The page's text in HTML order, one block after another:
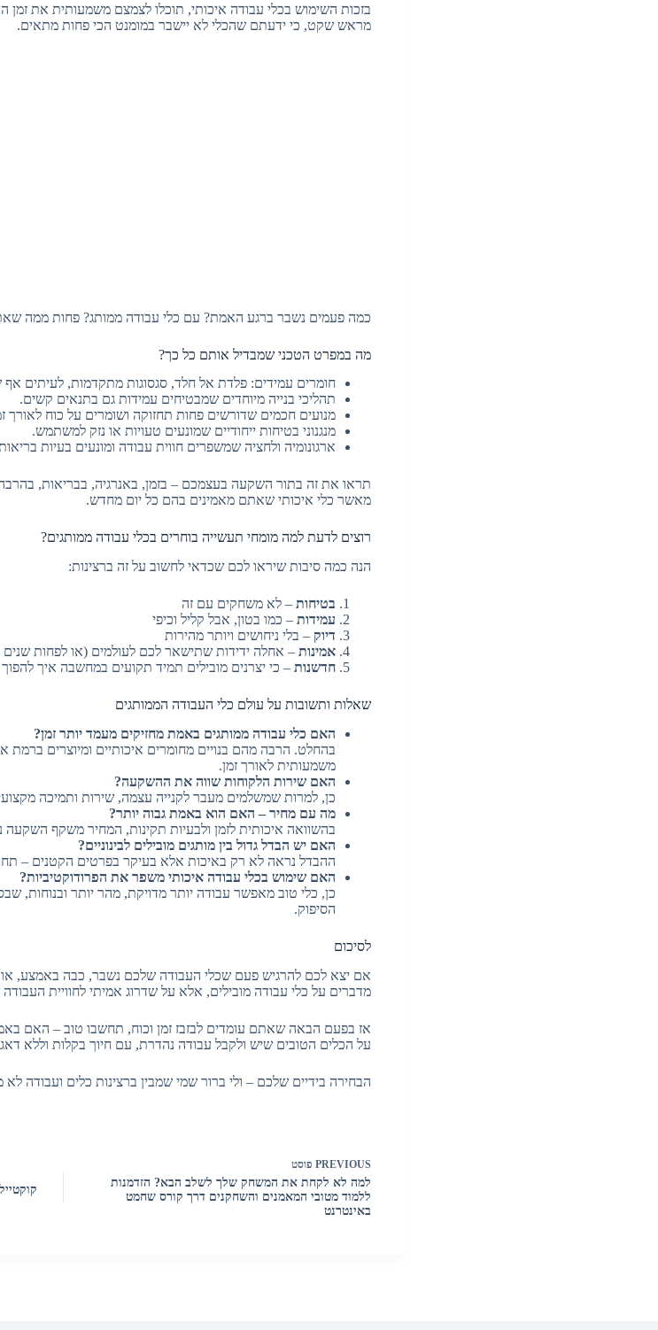
בזכות השימוש בכלי עבודה איכותי, תוכלו לצמצם משמעותית את זמן
מראש שקט, כי ידעתם שהכלי לא יישבר במומנט הכי פחות מתאים.
כמה פעמים נשבר ברגע האמת? עם כלי עבודה ממותג? פחות ממה
מה במפרט הטכני שמבדיל אותם כל כך?
חומרים עמידים: פלדת אל חלד, סגסוגות מתקדמות, לעיתים אף
תהליכי בנייה מיוחדים שמבטיחים עמידות גם בתנאים קשים.
מנועים חכמים שדורשים פחות תחזוקה ושומרים על כוח לאורך
מנגנוני בטיחות ייחודיים שמונעים טעויות או נזק למשתמש.
ארגונומיה ולחציה שמשפרים חווית עבודה ומונעים בעיות
תראו את זה בתור השקעה בעצמכם – בזמן, באנרגיה, בבריאות,
מאשר כלי איכותי שאתם מאמינים בהם כל יום מחדש.
רוצים לדעת למה מומחי תעשייה בוחרים בכלי עבודה ממותגים?
הנה כמה סיבות שיראו לכם שכדאי לחשוב על זה ברצינות:
בטיחות – לא משחקים עם זה
עמידות – כמו בטון, אבל קליל וכיפי
דיוק – בלי ניחושים ויותר מהירות
אמינות – אחלה ידידות שתישאר לכם לעולמים (או לפחות שנים
חדשנות – כי יצרנים מובילים תמיד תקועים במחשבה איך להפוך
שאלות ותשובות על עולם כלי העבודה הממותגים
האם כלי עבודה ממותגים באמת מחזיקים מעמד יותר זמן?
בהחלט. הרבה מהם בנויים מחומרים איכותיים ומיוצרים
משמעותית לאורך זמן.
האם שירות הלקוחות שווה את ההשקעה?
כן, למרות שמשלמים מעבר לקנייה עצמה, שירות ותמיכה
מה עם מחיר – האם הוא באמת גבוה יותר?
בהשוואה איכותית לזמן ולבעיות תקינות, המחיר משקף השקעה
האם יש הבדל גדול בין מותגים מובילים לבינוניים?
ההבדל נראה לא רק באיכות אלא בעיקר בפרטים הקטנים –
האם שימוש בכלי עבודה איכותי משפר את הפרודוקטיביות?
כן, כלי טוב מאפשר עבודה יותר מדויקת, מהר יותר ובנוחות,
הסיפוק.
לסיכום
אם יצא לכם להרגיש פעם שכלי העבודה שלכם נשבר, כבה באמצע,
מדברים על כלי עבודה מובילים, אלא על שדרוג אמיתי לחוויית
אז בפעם הבאה שאתם עומדים לבזבז זמן וכוח, תחשבו טוב – האם
על הכלים הטובים שיש ולקבל עבודה נהדרת, עם חיוך בקלות וללא
הבחירה בידיים שלכם – ולי ברור שמי שמבין ברצינות כלים ועבודה
PREVIOUS פוסט
למה לא לקחת את המשחק שלך לשלב הבא? הזדמנות
ללמוד מטובי המאמנים והשחקנים דרך קורס שחמט
באינטרנט